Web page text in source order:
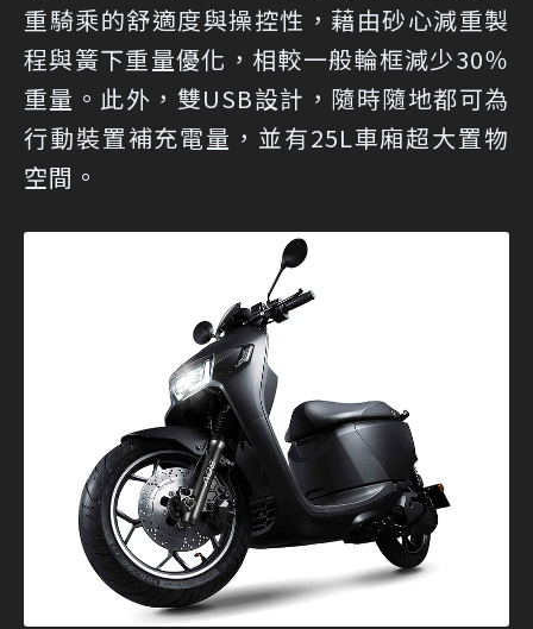
重騎乘的舒適度與操控性，藉由砂心減重製
程與簧下重量優化，相較一般輪框減少30％
重量。此外，雙USB設計，隨時隨地都可為
行動裝置補充電量，並有25L車廂超大置物
空間。